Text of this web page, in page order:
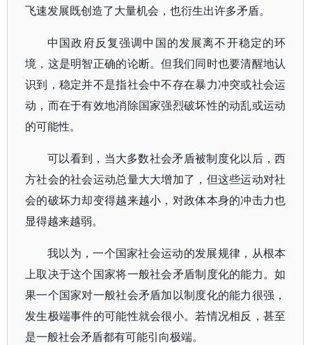
飞速发展既创造了大量机会，也衍生出许多矛盾。
中国政府反复强调中国的发展离不开稳定的环
境，这是明智正确的论断。但我们同时也要清醒地认
识到，稳定并不是指社会中不存在暴力冲突或社会运
动，而在于有效地消除国家强烈破坏性的动乱或运动
的可能性。
可以看到，当大多数社会矛盾被制度化以后，西
方社会的社会运动总量大大增加了，但这些运动对社
会的破坏力却变得越来越小，对政体本身的冲击力也
显得越来越弱。
我以为，一个国家社会运动的发展规律，从根本
上取决于这个国家将一般社会矛盾制度化的能力。如
果一个国家对一般社会矛盾加以制度化的能力很强，
发生极端事件的可能性就会很小。若情况相反，甚至
是一般社会矛盾都有可能引向极端。